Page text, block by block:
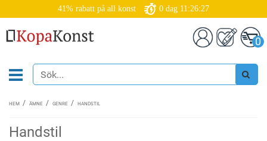
41% rabatt på all konst 0 dag 11:26:27
0
HEM ÄMNE GENRE HANDSTIL
Handstil